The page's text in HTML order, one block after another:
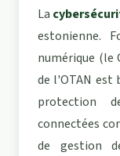
La
estonienne.
numérique (le
de l'OTAN est
protection
connectées
de gestion